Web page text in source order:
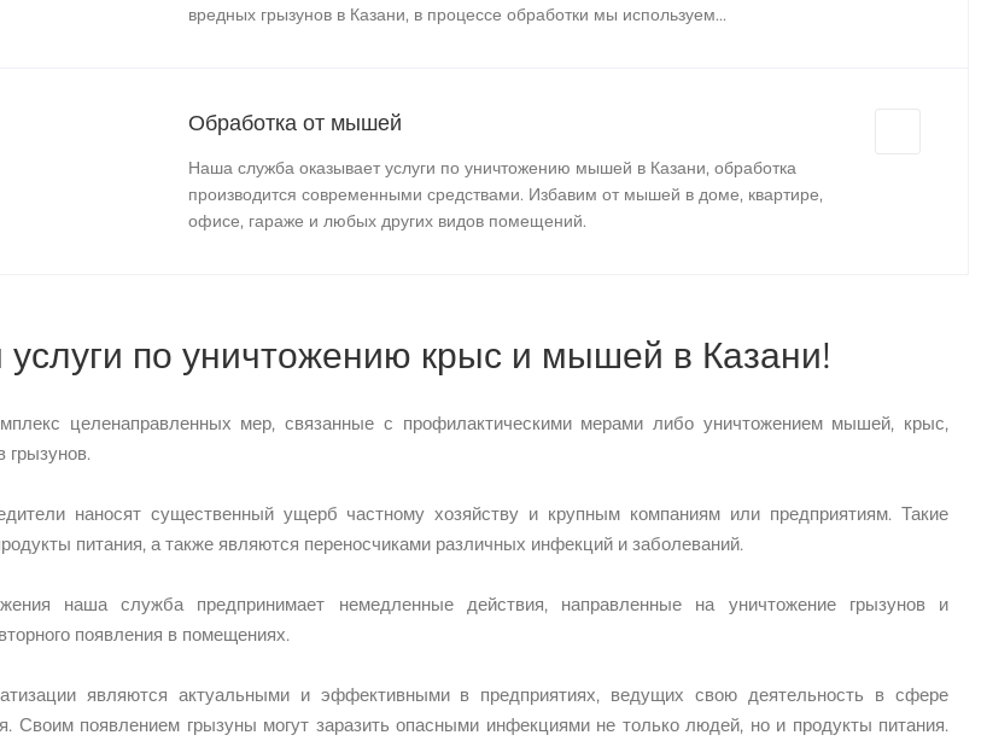
вредных грызунов в Казани, в процессе обработки мы используем...
Обработка от мышей
Наша служба оказывает услуги по уничтожению мышей в Казани, обработка
производится современными средствами. Избавим от мышей в доме, квартире,
офисе, гараже и любых других видов помещений.
по уничтожению крыс и мышей в Казани!
целенаправленных мер, связанные с профилактическими мерами либо уничтожением мышей, крыс,
грызунов.
наносят существенный ущерб частному хозяйству и крупным компаниям или предприятиям. Такие
питания, а также являются переносчиками различных инфекций и заболеваний.
наша служба предпринимает немедленные действия, направленные на уничтожение грызунов и
появления в помещениях.
являются актуальными и эффективными в предприятиях, ведущих свою деятельность в сфере
Своим появлением грызуны могут заразить опасными инфекциями не только людей, но и продукты питания.